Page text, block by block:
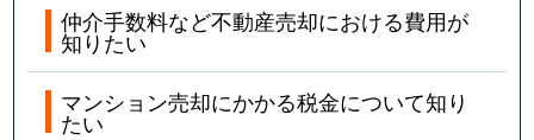
仲介手数料など不動産売却における費用が
知りたい
マンション売却にかかる税金について知り
たい